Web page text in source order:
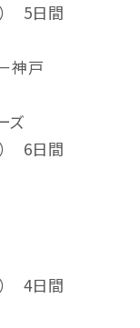
） 5日間
神戸
ズ
） 6日間
） 4日間